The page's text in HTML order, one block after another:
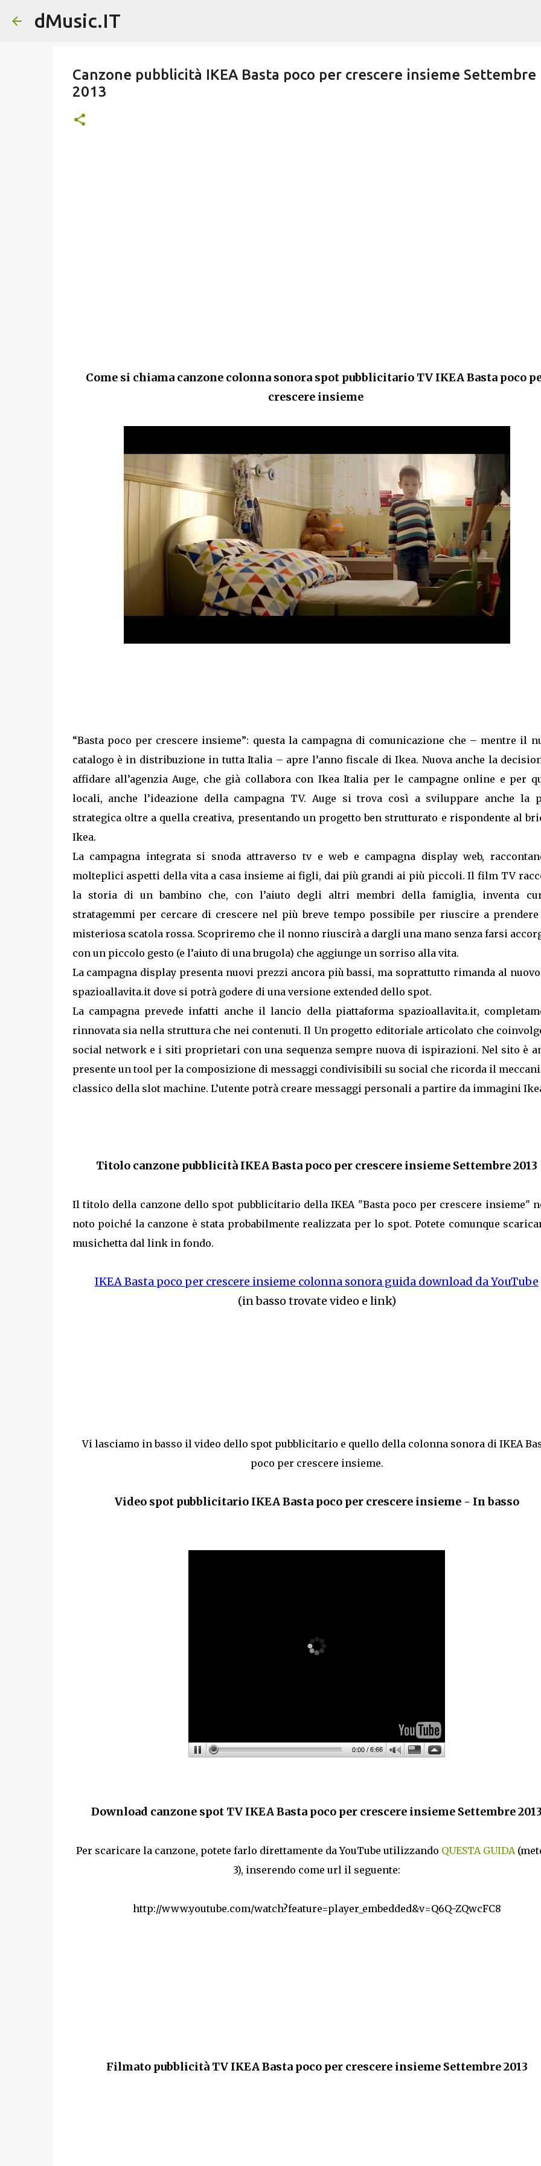
dMusic.IT
Canzone pubblicità IKEA Basta poco per crescere insieme Settembre
2013
Come si chiama canzone colonna sonora spot pubblicitario TV IKEA Basta poco
crescere insieme
“Basta poco per crescere insieme”: questa la campagna di comunicazione che – mentre il
catalogo è in distribuzione in tutta Italia – apre l’anno fiscale di Ikea. Nuova anche la
affidare all’agenzia Auge, che già collabora con Ikea Italia per le campagne online e per
locali, anche l’ideazione della campagna TV. Auge si trova così a sviluppare anche la
strategica oltre a quella creativa, presentando un progetto ben strutturato e rispondente al
Ikea.
La campagna integrata si snoda attraverso tv e web e campagna display web,
molteplici aspetti della vita a casa insieme ai figli, dai più grandi ai più piccoli. Il film TV
la storia di un bambino che, con l’aiuto degli altri membri della famiglia, inventa
stratagemmi per cercare di crescere nel più breve tempo possibile per riuscire a prendere
misteriosa scatola rossa. Scopriremo che il nonno riuscirà a dargli una mano senza farsi
con un piccolo gesto (e l’aiuto di una brugola) che aggiunge un sorriso alla vita.
La campagna display presenta nuovi prezzi ancora più bassi, ma soprattutto rimanda al
spazioallavita.it dove si potrà godere di una versione extended dello spot.
La campagna prevede infatti anche il lancio della piattaforma spazioallavita.it,
rinnovata sia nella struttura che nei contenuti. Il Un progetto editoriale articolato che
social network e i siti proprietari con una sequenza sempre nuova di ispirazioni. Nel sito è
presente un tool per la composizione di messaggi condivisibili su social che ricorda il
classico della slot machine. L’utente potrà creare messaggi personali a partire da immagini
Titolo canzone pubblicità IKEA Basta poco per crescere insieme Settembre 2013
Il titolo della canzone dello spot pubblicitario della IKEA "Basta poco per crescere insieme"
noto poiché la canzone è stata probabilmente realizzata per lo spot. Potete comunque
musichetta dal link in fondo.
IKEA Basta poco per crescere insieme colonna sonora guida download da YouTube
(in basso trovate video e link)
Vi lasciamo in basso il video dello spot pubblicitario e quello della colonna sonora di IKEA
poco per crescere insieme.
Video spot pubblicitario IKEA Basta poco per crescere insieme - In basso
Download canzone spot TV IKEA Basta poco per crescere insieme Settembre
Per scaricare la canzone, potete farlo direttamente da YouTube utilizzando QUESTA GUIDA
3), inserendo come url il seguente:
http://www.youtube.com/watch?feature=player_embedded&v=Q6Q-ZQwcFC8
Filmato pubblicità TV IKEA Basta poco per crescere insieme Settembre 2013